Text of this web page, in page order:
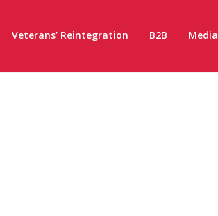
Veterans’ Reintegration B2B Media